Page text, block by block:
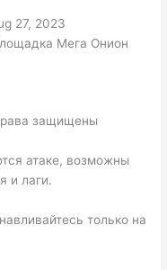
27, 2023
Мега Онион
защищены
атаке, возможны
и лаги.
только на